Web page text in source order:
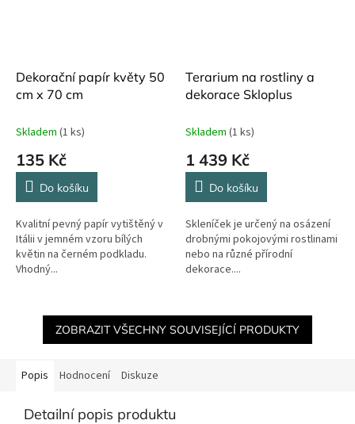
Dekorační papír květy 50
cm x 70 cm
Skladem (1 ks)
135 Kč
Do košíku
Kvalitní pevný papír vytištěný v
Itálii v jemném vzoru bílých
květin na černém podkladu.
Vhodný...
Terarium na rostliny a
dekorace Skloplus
Skladem (1 ks)
1 439 Kč
Do košíku
Skleníček je určený na osázení
drobnými pokojovými rostlinami
nebo na různé přírodní
dekorace....
ZOBRAZIT VŠECHNY SOUVISEJÍCÍ PRODUKTY
Popis Hodnocení Diskuze
Detailní popis produktu